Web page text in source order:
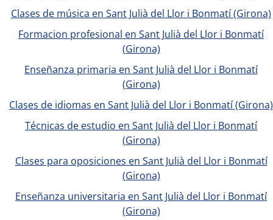
Clases de música en Sant Julià del Llor i Bonmatí (Girona)
Formacion profesional en Sant Julià del Llor i Bonmatí
(Girona)
Enseñanza primaria en Sant Julià del Llor i Bonmatí
(Girona)
Clases de idiomas en Sant Julià del Llor i Bonmatí (Girona)
Técnicas de estudio en Sant Julià del Llor i Bonmatí
(Girona)
Clases para oposiciones en Sant Julià del Llor i Bonmatí
(Girona)
Enseñanza universitaria en Sant Julià del Llor i Bonmatí
(Girona)